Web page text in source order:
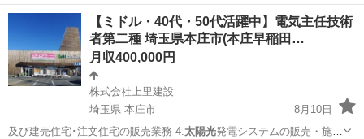
て産業用太陽光のレイアウトを行う業務 空いている土地に平面に太陽
光パネルを引いていく作業 産業用太陽光発電システムまたは商業施
設・ビル図面作成及び修正 担当製品...
正社員
【ミドル・40代・50代活躍中】電気主任技術
者第二種 埼玉県本庄市(本庄早稲田…
月収400,000円
株式会社上里建設
埼玉県 本庄市
8月10日
及び建売住宅･注文住宅の販売業務 4.太陽光発電システムの販売・施工